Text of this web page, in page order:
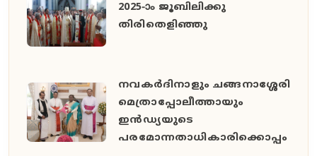
2025-ാം ജൂബിലിക്കു
തിരിതെളിഞ്ഞു
നവകർദിനാളും ചങ്ങനാശ്ശേരി
മെത്രാപ്പോലീത്തായും
ഇൻഡ്യയുടെ
പരമോന്നതാധികാരിക്കൊപ്പം